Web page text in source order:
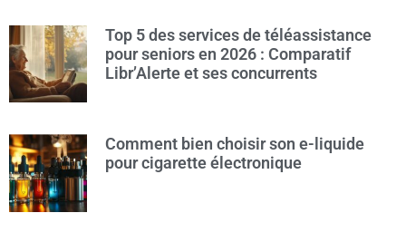
Top 5 des services de téléassistance
pour seniors en 2026 : Comparatif
Libr’Alerte et ses concurrents
Comment bien choisir son e-liquide
pour cigarette électronique